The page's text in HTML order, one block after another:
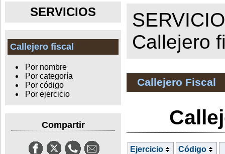
SERVICIOS
Callejero fiscal
Por nombre
Por categoría
Por código
Por ejercicio
Compartir
Callejero
Callejero Fiscal
Ejercicio
Código